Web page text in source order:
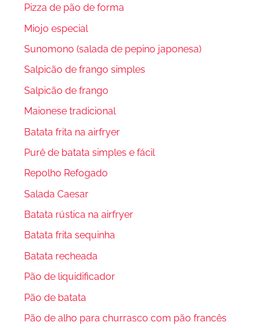
Pizza de pão de forma
Miojo especial
Sunomono (salada de pepino japonesa)
Salpicão de frango simples
Salpicão de frango
Maionese tradicional
Batata frita na airfryer
Purê de batata simples e fácil
Repolho Refogado
Salada Caesar
Batata rústica na airfryer
Batata frita sequinha
Batata recheada
Pão de liquidificador
Pão de batata
Pão de alho para churrasco com pão francês